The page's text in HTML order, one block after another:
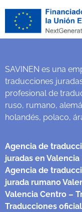
SAVINEN es una
traducciones
profesional de
ruso, rumano,
holandés, polaco,
Agencia de
juradas en Valencia
Agencia de
jurada rumano
Valencia Centro –
Traducciones